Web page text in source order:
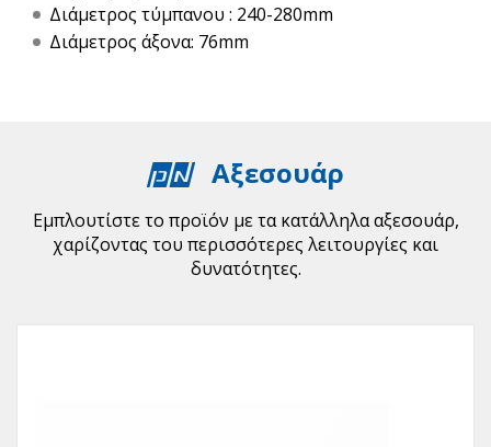
Διάμετρος τύμπανου : 240-280mm
Διάμετρος άξονα: 76mm
Αξεσουάρ
Εμπλουτίστε το προϊόν με τα κατάλληλα αξεσουάρ,
χαρίζοντας του περισσότερες λειτουργίες και
δυνατότητες.